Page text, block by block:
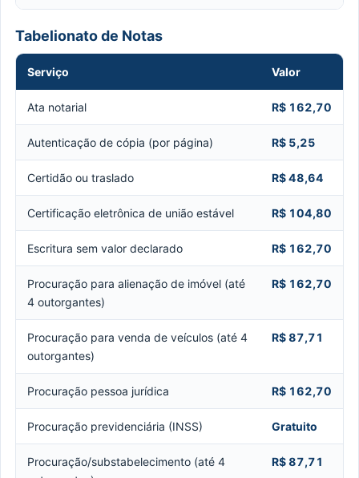
Tabelionato de Notas
Serviço Valor
Ata notarial R$ 162,70
Autenticação de cópia (por página) R$ 5,25
Certidão ou traslado R$ 48,64
Certificação eletrônica de união estável R$ 104,80
Escritura sem valor declarado R$ 162,70
Procuração para alienação de imóvel (até
4 outorgantes)
R$ 162,70
Procuração para venda de veículos (até 4
outorgantes)
R$ 87,71
Procuração pessoa jurídica R$ 162,70
Procuração previdenciária (INSS) Gratuito
Procuração/substabelecimento (até 4
R$ 87,71